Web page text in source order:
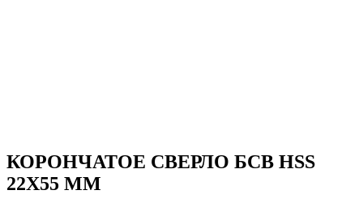
КОРОНЧАТОЕ СВЕРЛО БСВ HSS
22X55 ММ